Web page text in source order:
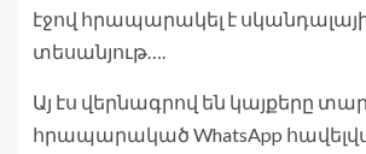
էջով հրապարակել է
տեսանյութ….
Այ էս վերնագրով են կայքերը
հրապարակած WhatsApp